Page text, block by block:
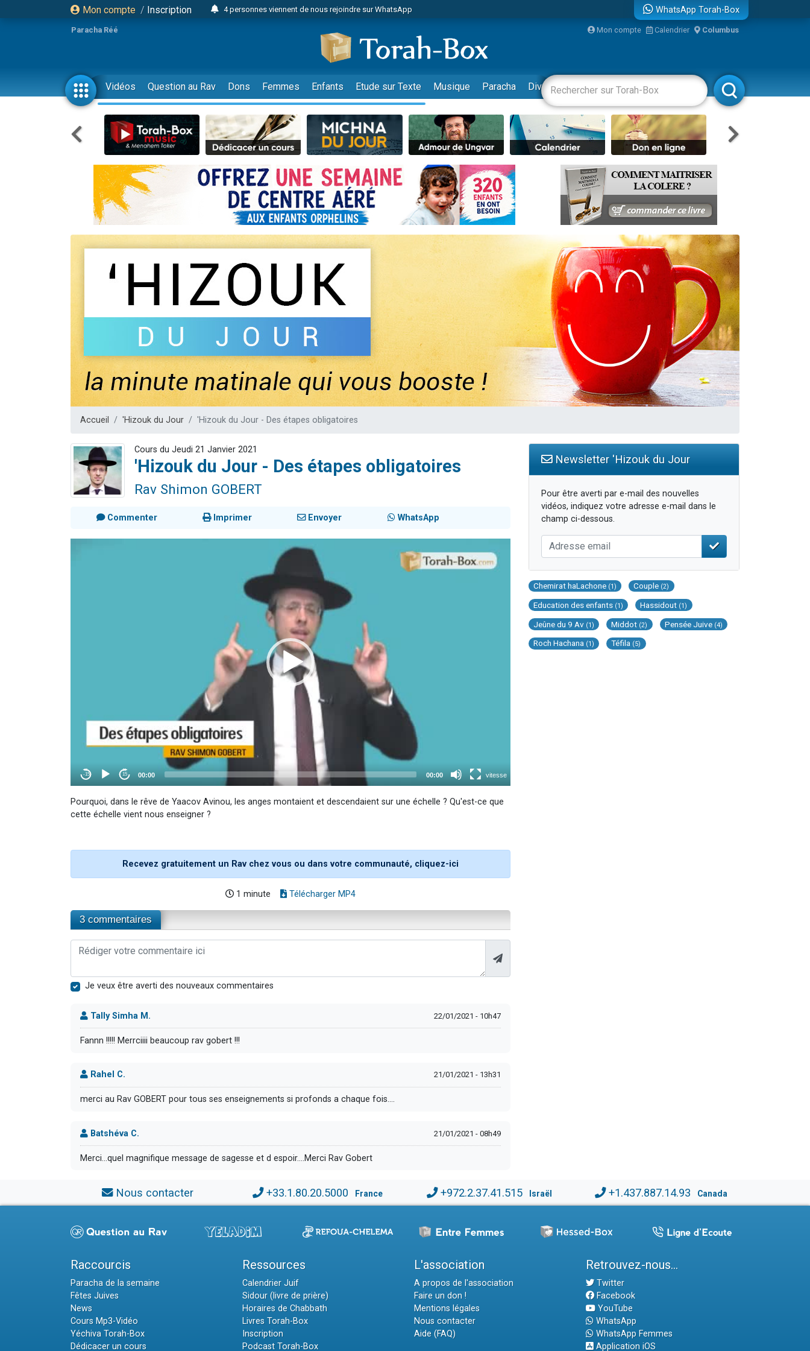
Mon compte / Inscription
4 personnes viennent de nous rejoindre sur WhatsApp
Odaya vient de donner son Maasser
3 personnes viennent de faire un don pour 5 jours de vacances aux Orphelins
3 personnes viennent de faire un don pour Diane, 80 ans, dans un appartement insalubre
13 personnes viennent de demander une bénédiction
2 personnes viennent de nous rejoindre sur WhatsApp
30 personnes viennent de faire un don pour Sauvez la jambe de Yohan
Il reste 49 places pour étudier en groupe sur Zoom
12 nouvelles musiques dans Torah-Box Music
3 personnes viennent de nous rejoindre sur WhatsApp
2 personnes viennent de nous rejoindre sur WhatsApp
3 personnes viennent de nous rejoindre sur WhatsApp
2 nouvelles musiques dans Torah-Box Music
8 personnes viennent de faire un don pour Tsédaka : pauvres d'Israel
Nouvelle émission radio : Visions de grandeur n°104 : Le Chabbath et le Birkat Hamazone à travers le temps
61 personnes viennent de demander une bénédiction
Ariel vient de donner son Maasser
Il reste 49 places pour étudier en groupe sur Zoom
WhatsApp Torah-Box
Paracha Réé Mon compte Calendrier Columbus
Vidéos Question au Rav Dons Femmes Enfants Etude sur Texte Musique Paracha Divertissements Livres Rabbanim
Accueil 'Hizouk du Jour 'Hizouk du Jour - Des étapes obligatoires
Cours du Jeudi 21 Janvier 2021
'Hizouk du Jour - Des étapes obligatoires
Rav Shimon GOBERT
Commenter Imprimer Envoyer WhatsApp
Pourquoi, dans le rêve de Yaacov Avinou, les anges montaient et descendaient sur une échelle ? Qu'est-ce que
cette échelle vient nous enseigner ?
Recevez gratuitement un Rav chez vous ou dans votre communauté, cliquez-ici
1 minute Télécharger MP4
3 commentaires
Je veux être averti des nouveaux commentaires
Tally Simha M. 22/01/2021 - 10h47
Fannn !!!!! Merrciiii beaucoup rav gobert !!!
Rahel C. 21/01/2021 - 13h31
merci au Rav GOBERT pour tous ses enseignements si profonds a chaque fois....
Batshéva C. 21/01/2021 - 08h49
Merci...quel magnifique message de sagesse et d espoir....Merci Rav Gobert
Newsletter 'Hizouk du Jour
Pour être averti par e-mail des nouvelles
vidéos, indiquez votre adresse e-mail dans le
champ ci-dessous.
Chemirat haLachone (1) Couple (2)
Education des enfants (1) Hassidout (1)
Jeûne du 9 Av (1) Middot (2) Pensée Juive (4)
Roch Hachana (1) Téfila (5)
Nous contacter +33.1.80.20.5000 France +972.2.37.41.515 Israël +1.437.887.14.93 Canada
Raccourcis
Paracha de la semaine
Fêtes Juives
News
Cours Mp3-Vidéo
Yéchiva Torah-Box
Dédicacer un cours
Ressources
Calendrier Juif
Sidour (livre de prière)
Horaires de Chabbath
Livres Torah-Box
Inscription
Podcast Torah-Box
L'association
A propos de l'association
Faire un don !
Mentions légales
Nous contacter
Aide (FAQ)
Retrouvez-nous...
Twitter
Facebook
YouTube
WhatsApp
WhatsApp Femmes
Application iOS